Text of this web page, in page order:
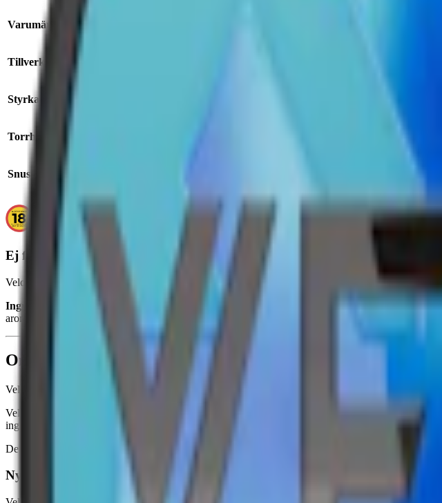
Varumärke: Velo
Tillverkare:
Styrka:
Torrhet:
Snustyp:
Ej för personer under 18 år.
Velo Crispy Peppermint innehåller nikotin som är ett mycket beroendeframkallande ämne.
Ingredienser:
fyllnadsmedel (E460, cellulosa), smakförstärkare (salt), xylitol, förtjockningsmedel
aromer, nikotin och vatten.
Om Velo Crispy Peppermint
Velo Crispy Peppermint har en tydlig smak av pepparmynta med undertoner av mynta, avrundat
Velo Crispy Peppermint prillor är designade för att vara diskreta och 20-30% mindre än
ingredienser som salmiak och xylitol. En fullständig innehållsförteckning är tillgänglig ovan.
Detta
har helvita prillor som innehåller 10 mg nikotin per prilla, vilket är en aning
Nytt namn, ny design – Velo Crispy Peppermint är nya Ice Cool Mint